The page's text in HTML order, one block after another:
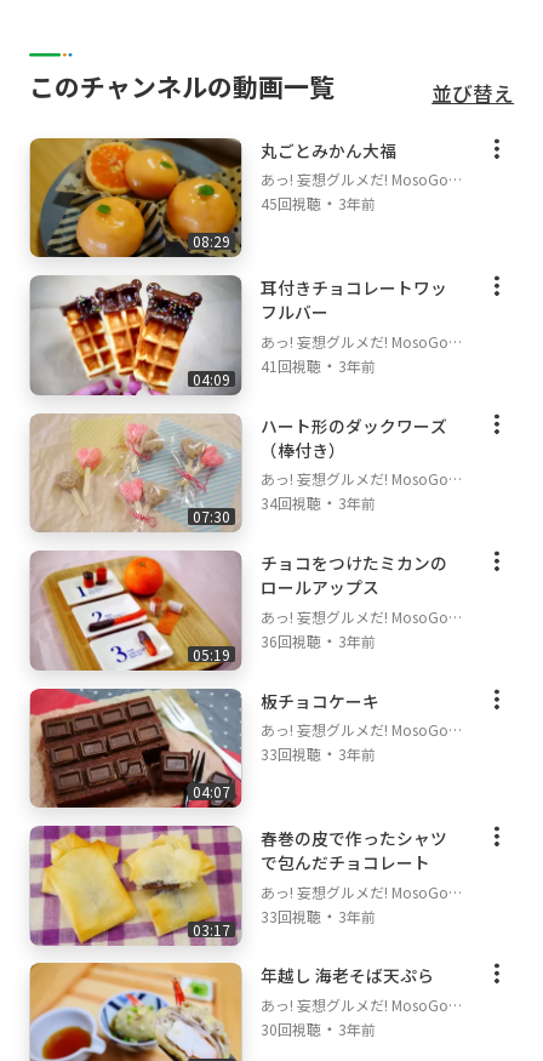
パーの上にとじ目を下にして置く。
１４．二次発酵させる。（35度で40分）
程度。しっかりと油を切る。
１６．温かいうちにグラニュー糖をまぶす。細
目グラニュー糖がオススメ。私は普通のグラニ
ュー糖をバーミックスのスーパーグラインダー
で細かくしたものを使いました。
１７．（７）を混ぜ直し、絞り袋に入れる。
１８．（１６）に箸などで穴を開け、（１７）
を絞り入れる。絞り入れるクリームの目安はひ
とつあたり40g。
１９．ようやくできあがり。やっと食べられ
る。甘さひかえめ、激うまです。
このチャンネルの動画一覧 並び替え
08:29
丸ごとみかん大福
あっ! 妄想グルメだ! MosoGour
met on Goody!TV
45回視聴 ・ 3年前
04:09
耳付きチョコレートワッ
フルバー
あっ! 妄想グルメだ! MosoGour
met on Goody!TV
41回視聴 ・ 3年前
07:30
ハート形のダックワーズ
（棒付き）
あっ! 妄想グルメだ! MosoGour
met on Goody!TV
34回視聴 ・ 3年前
05:19
チョコをつけたミカンの
ロールアップス
あっ! 妄想グルメだ! MosoGour
met on Goody!TV
36回視聴 ・ 3年前
04:07
板チョコケーキ
あっ! 妄想グルメだ! MosoGour
met on Goody!TV
33回視聴 ・ 3年前
03:17
春巻の皮で作ったシャツ
で包んだチョコレート
あっ! 妄想グルメだ! MosoGour
met on Goody!TV
33回視聴 ・ 3年前
年越し 海老そば天ぷら
あっ! 妄想グルメだ! MosoGour
met on Goody!TV
30回視聴 ・ 3年前